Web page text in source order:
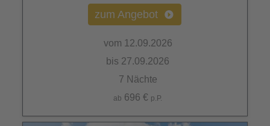
zum Angebot
vom 12.09.2026
bis 27.09.2026
7 Nächte
ab 696 € p.P.